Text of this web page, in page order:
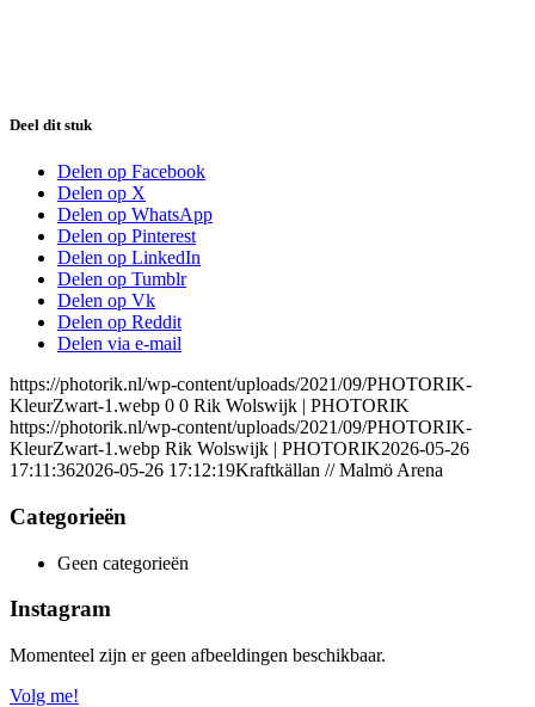
Deel dit stuk
Delen op Facebook
Delen op X
Delen op WhatsApp
Delen op Pinterest
Delen op LinkedIn
Delen op Tumblr
Delen op Vk
Delen op Reddit
Delen via e-mail
https://photorik.nl/wp-content/uploads/2021/09/PHOTORIK-
KleurZwart-1.webp 0 0 Rik Wolswijk | PHOTORIK
https://photorik.nl/wp-content/uploads/2021/09/PHOTORIK-
KleurZwart-1.webp Rik Wolswijk | PHOTORIK2026-05-26
17:11:362026-05-26 17:12:19Kraftkällan // Malmö Arena
Categorieën
Geen categorieën
Instagram
Momenteel zijn er geen afbeeldingen beschikbaar.
Volg me!